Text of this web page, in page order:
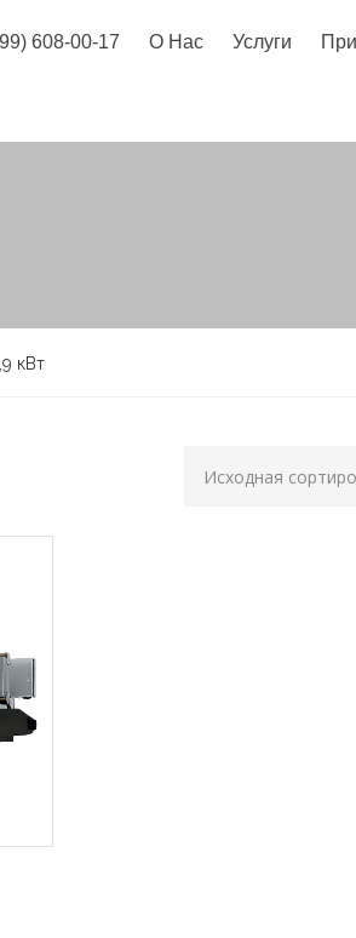
608-00-17 О Нас Услуги
кВт